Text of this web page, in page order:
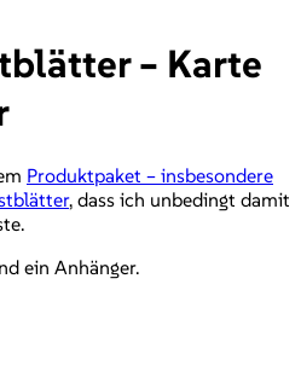
– Karte
Produktpaket – insbesondere
, dass ich unbedingt damit
ein Anhänger.